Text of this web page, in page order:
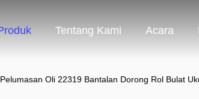
Tentang Kami Acara
Pelumasan Oli 22319 Bantalan Dorong Rol Bulat